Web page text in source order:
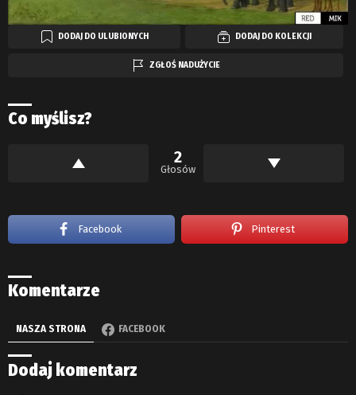
DODAJ DO ULUBIONYCH DODAJ DO KOLEKCJI
ZGŁOŚ NADUŻYCIE
Co myślisz?
2
Głosów
Facebook Pinterest
Komentarze
NASZA STRONA FACEBOOK
Dodaj komentarz